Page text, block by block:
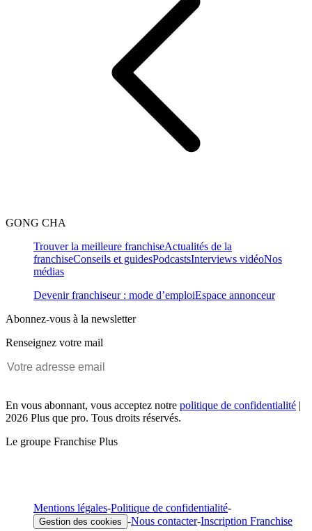
GONG CHA
Trouver la meilleure franchiseActualités de la
franchiseConseils et guidesPodcastsInterviews vidéoNos
médias
Devenir franchiseur : mode d’emploiEspace annonceur
Abonnez-vous à la newsletter
Renseignez votre mail
En vous abonnant, vous acceptez notre politique de confidentialité |
2026 Plus que pro. Tous droits réservés.
Le groupe Franchise Plus
Mentions légales-Politique de confidentialité-
Gestion des cookies -Nous contacter-Inscription Franchise